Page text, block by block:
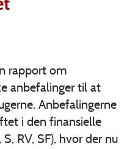
rapport om
anbefalinger til at
Anbefalingerne
i den finansielle
RV, SF), hvor der nu